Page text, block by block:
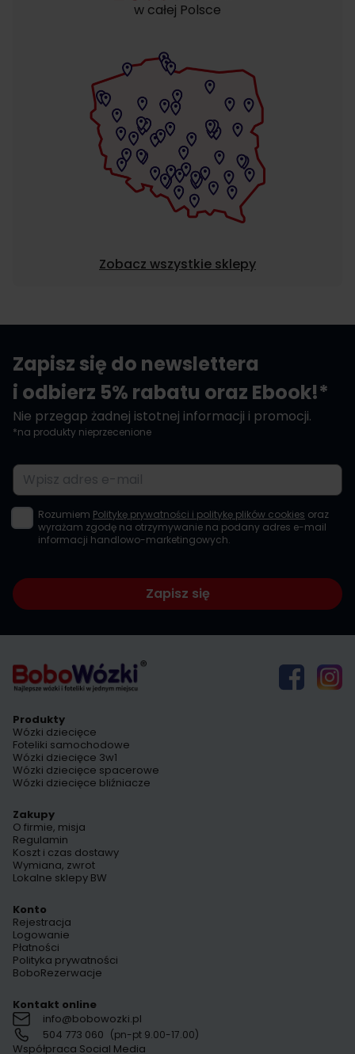
w całej Polsce
Zobacz wszystkie sklepy
Zapisz się do newslettera
i odbierz 5% rabatu oraz Ebook!*
Nie przegap żadnej istotnej informacji i promocji.
*na produkty nieprzecenione
Adres e-mail
Rozumiem Politykę prywatności i politykę plików cookies oraz
wyrażam zgodę na otrzymywanie na podany adres e-mail
informacji handlowo-marketingowych.
Zapisz się
Produkty
Wózki dziecięce
Foteliki samochodowe
Wózki dziecięce 3w1
Wózki dziecięce spacerowe
Wózki dziecięce bliźniacze
Zakupy
O firmie, misja
Regulamin
Koszt i czas dostawy
Wymiana, zwrot
Lokalne sklepy BW
Konto
Rejestracja
Logowanie
Płatności
Polityka prywatności
BoboRezerwacje
Kontakt online
info@bobowozki.pl
504 773 060 (pn-pt 9.00-17.00)
Współpraca Social Media